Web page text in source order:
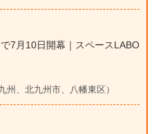
7月10日開幕｜スペースLABO
、北九州市、八幡東区）